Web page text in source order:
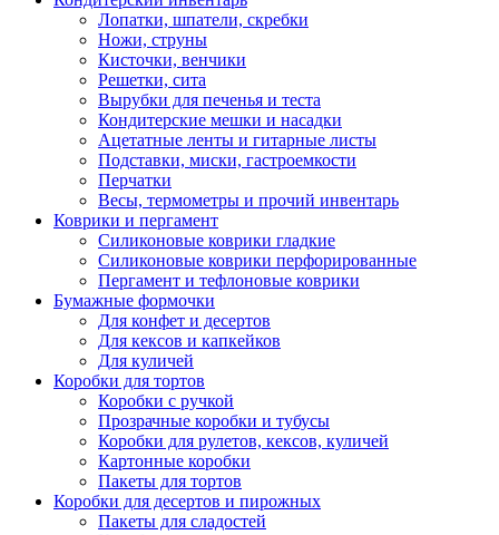
Лопатки, шпатели, скребки
Ножи, струны
Кисточки, венчики
Решетки, сита
Вырубки для печенья и теста
Кондитерские мешки и насадки
Ацетатные ленты и гитарные листы
Подставки, миски, гастроемкости
Перчатки
Весы, термометры и прочий инвентарь
Коврики и пергамент
Силиконовые коврики гладкие
Силиконовые коврики перфорированные
Пергамент и тефлоновые коврики
Бумажные формочки
Для конфет и десертов
Для кексов и капкейков
Для куличей
Коробки для тортов
Коробки с ручкой
Прозрачные коробки и тубусы
Коробки для рулетов, кексов, куличей
Картонные коробки
Пакеты для тортов
Коробки для десертов и пирожных
Пакеты для сладостей